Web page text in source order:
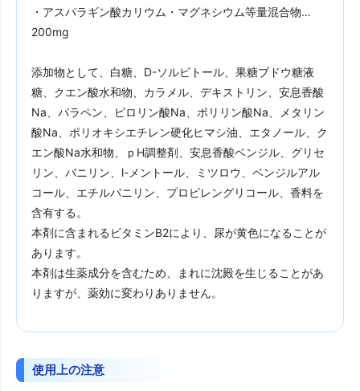
・アスパラギン酸カリウム・マグネシウム等量混合物…
200mg
添加物として、白糖、D-ソルビトール、果糖ブドウ糖液
糖、クエン酸水和物、カラメル、デキストリン、安息香酸
Na、パラペン、ピロリン酸Na、ポリリン酸Na、メタリン
酸Na、ポリオキシエチレン硬化ヒマシ油、エタノール、ク
エン酸Na水和物、ｐH調整剤、安息香酸ベンジル、グリセ
リン、バニリン、l-メントール、ミツロウ、ベンジルアル
コール、エチルバニリン、プロピレングリコール、香料を
含有する。
本剤に含まれるビタミンB2により、尿が黄色になることが
あります。
本剤は生薬成分を含むため、まれに沈殿を生じることがあ
りますが、薬効に変わりありません。
使用上の注意